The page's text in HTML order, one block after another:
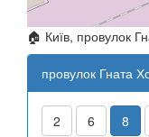
🏠 Київ, провулок
провулок Гната
2 6 8